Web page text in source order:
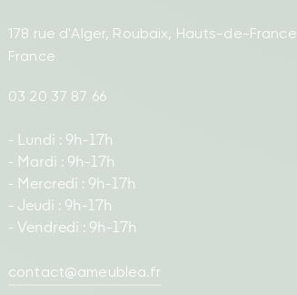
178 rue d'Alger, Roubaix, Hauts-de-France
France
03 20 37 87 66
- Lundi : 9h-17h
- Mardi : 9h-17h
- Mercredi : 9h-17h
- Jeudi : 9h-17h
- Vendredi : 9h-17h
contact@ameublea.fr